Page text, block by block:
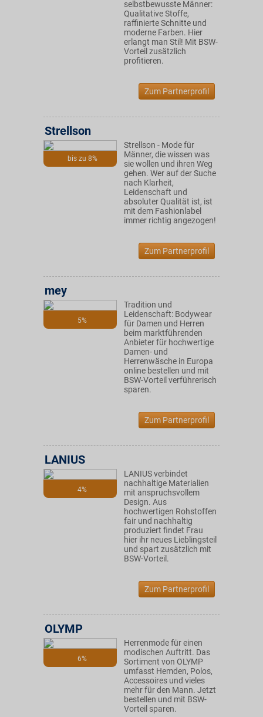
selbstbewusste Männer:
Qualitative Stoffe,
raffinierte Schnitte und
moderne Farben. Hier
erlangt man Stil! Mit BSW-
Vorteil zusätzlich
profitieren.
Zum Partnerprofil
bis zu 8%
Strellson
Strellson - Mode für
Männer, die wissen was
sie wollen und ihren Weg
gehen. Wer auf der Suche
nach Klarheit,
Leidenschaft und
absoluter Qualität ist, ist
mit dem Fashionlabel
immer richtig angezogen!
Zum Partnerprofil
5%
mey
Tradition und
Leidenschaft: Bodywear
für Damen und Herren
beim marktführenden
Anbieter für hochwertige
Damen- und
Herrenwäsche in Europa
online bestellen und mit
BSW-Vorteil verführerisch
sparen.
Zum Partnerprofil
4%
LANIUS
LANIUS verbindet
nachhaltige Materialien
mit anspruchsvollem
Design. Aus
hochwertigen Rohstoffen
fair und nachhaltig
produziert findet Frau
hier ihr neues Lieblingsteil
und spart zusätzlich mit
BSW-Vorteil.
Zum Partnerprofil
6%
OLYMP
Herrenmode für einen
modischen Auftritt. Das
Sortiment von OLYMP
umfasst Hemden, Polos,
Accessoires und vieles
mehr für den Mann. Jetzt
bestellen und mit BSW-
Vorteil sparen.